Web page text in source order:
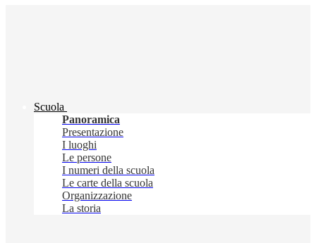
Scuola
Panoramica
Presentazione
I luoghi
Le persone
I numeri della scuola
Le carte della scuola
Organizzazione
La storia